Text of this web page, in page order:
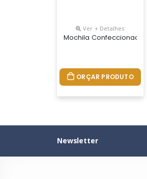
Ver + Detalhes
Mochila Confeccionada
ORÇAR PRODUTO
Newsletter